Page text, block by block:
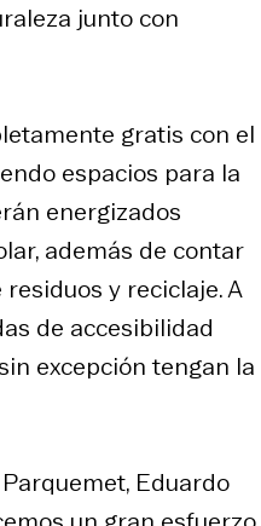
junto con
gratis con el
espacios para la
energizados
además de contar
y reciclaje. A
de accesibilidad
excepción tengan la
Eduardo